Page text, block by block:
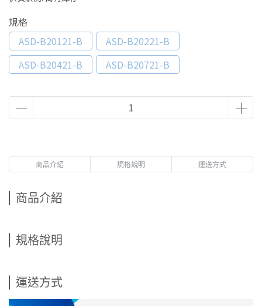
規格
ASD-B20121-B
ASD-B20221-B
ASD-B20421-B
ASD-B20721-B
商品介紹 規格說明 運送方式
商品介紹
規格說明
運送方式